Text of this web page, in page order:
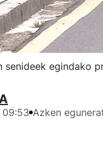
senideek egindako
Azken